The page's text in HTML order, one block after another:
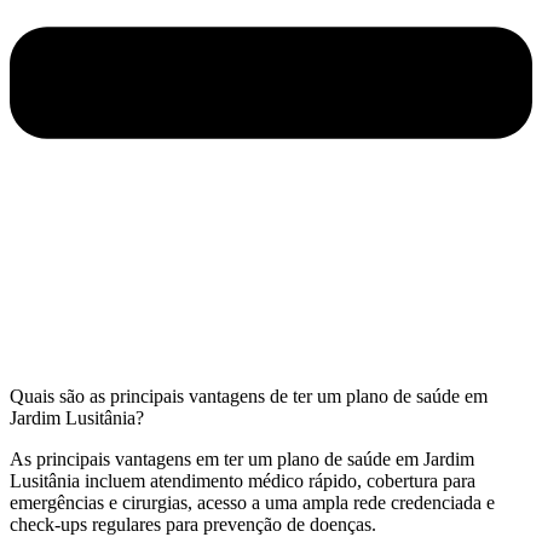
Quais são as principais vantagens de ter um plano de saúde em
Jardim Lusitânia?
As principais vantagens em ter um plano de saúde em Jardim
Lusitânia incluem atendimento médico rápido, cobertura para
emergências e cirurgias, acesso a uma ampla rede credenciada e
check-ups regulares para prevenção de doenças.